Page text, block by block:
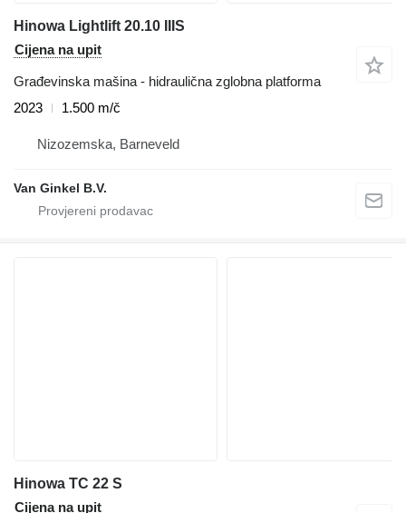
Hinowa Lightlift 20.10 IIIS
Cijena na upit
Građevinska mašina - hidraulična zglobna platforma
2023
1.500 m/č
Nizozemska, Barneveld
Van Ginkel B.V.
Hinowa TC 22 S
Cijena na upit